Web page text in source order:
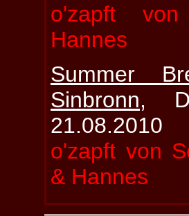
o'zapft
Hannes
Summer
Sinbronn,
21.08.2010
o'zapft von
& Hannes